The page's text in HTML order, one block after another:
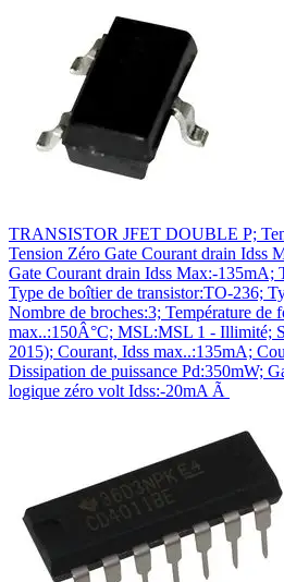
TRANSISTOR JFET DOUBLE P;
Tension Zéro Gate Courant drain Idss
Gate Courant drain Idss Max:-135mA;
Type de boîtier de transistor:TO-236;
Nombre de broches:3; Température de
max..:150Â°C; MSL:MSL 1 - Illimité;
2015); Courant, Idss max..:135mA;
Dissipation de puissance Pd:350mW;
logique zéro volt Idss:-20mA Ã